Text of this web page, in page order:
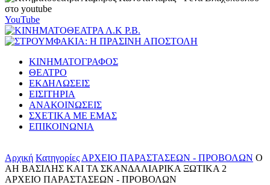
YouTube
ΚΙΝΗΜΑΤΟΓΡΑΦΟΣ
ΘΕΑΤΡΟ
ΕΚΔΗΛΩΣΕΙΣ
ΕΙΣΙΤΗΡΙΑ
ΑΝΑΚΟΙΝΩΣΕΙΣ
ΣΧΕΤΙΚΑ ΜΕ ΕΜΑΣ
ΕΠΙΚΟΙΝΩΝΙΑ
Αρχική Κατηγορίες ΑΡΧΕΙΟ ΠΑΡΑΣΤΑΣΕΩΝ - ΠΡΟΒΟΛΩΝ Ο
ΑΗ ΒΑΣΙΛΗΣ ΚΑΙ ΤΑ ΣΚΑΝΔΑΛΙΑΡΙΚΑ ΞΩΤΙΚΑ 2
ΑΡΧΕΙΟ ΠΑΡΑΣΤΑΣΕΩΝ - ΠΡΟΒΟΛΩΝ